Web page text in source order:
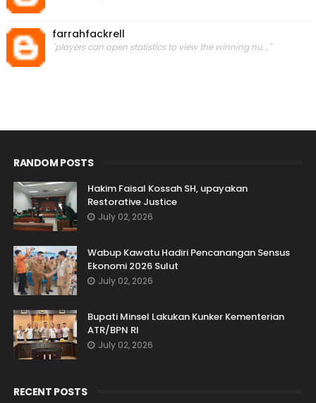
farrahfackrell
"players can open statistics to view the winning nu..."
RANDOM POSTS
Hakim Faisal Kossah SH, upayakan
Restorative Justice
July 02, 2026
Wabup Kawatu Hadiri Pencanangan Sensus
Ekonomi 2026 Sulut
July 02, 2026
Bupati Minsel Lakukan Kunker Kementerian
ATR/BPN RI
July 02, 2026
RECENT POSTS